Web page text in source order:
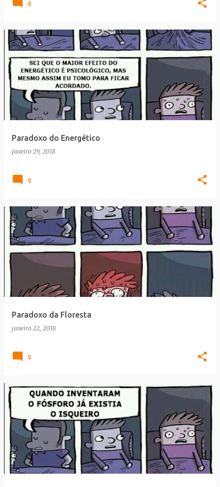
0
Paradoxo do Energético
janeiro 29, 2018
0
Paradoxo da Floresta
janeiro 22, 2018
0